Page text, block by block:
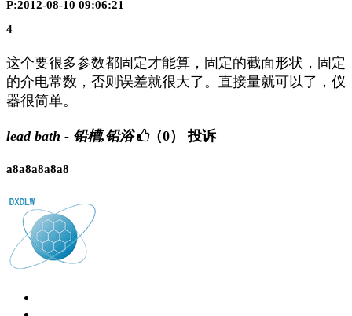
P:2012-08-10 09:06:21
4
这个要很多参数都固定才能算，固定的截面形状，固定
的介电常数，否则误差就很大了。直接量就可以了，仪
器很简单。
lead bath - 铅槽,铅浴 （0） 投诉
a8a8a8a8a8